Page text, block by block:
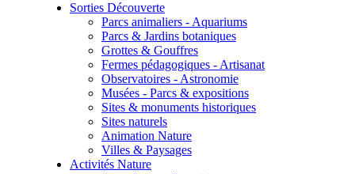
Sorties Découverte
Parcs animaliers - Aquariums
Parcs & Jardins botaniques
Grottes & Gouffres
Fermes pédagogiques - Artisanat
Observatoires - Astronomie
Musées - Parcs & expositions
Sites & monuments historiques
Sites naturels
Animation Nature
Villes & Paysages
Activités Nature